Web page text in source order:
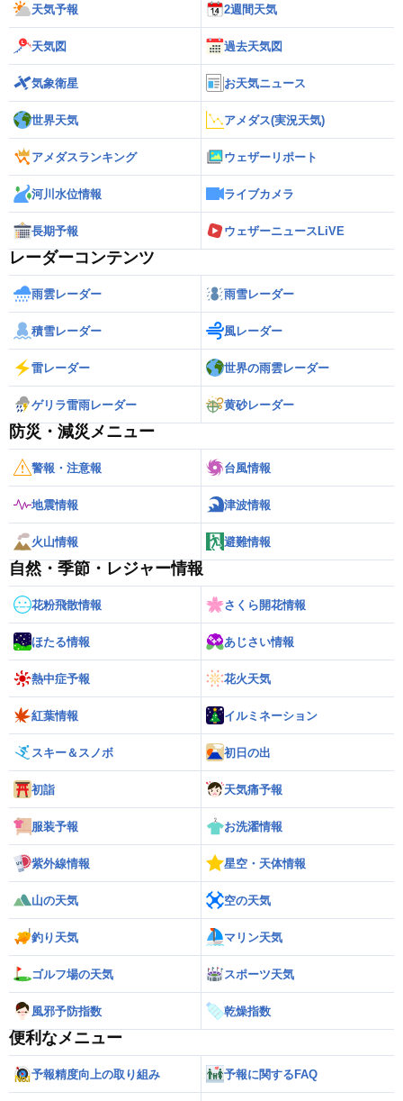
天気予報 2週間天気
天気図 過去天気図
気象衛星 お天気ニュース
世界天気 アメダス(実況天気)
アメダスランキング ウェザーリポート
河川水位情報 ライブカメラ
長期予報 ウェザーニュースLiVE
レーダーコンテンツ
雨雲レーダー 雨雪レーダー
積雪レーダー 風レーダー
雷レーダー 世界の雨雲レーダー
ゲリラ雷雨レーダー 黄砂レーダー
防災・減災メニュー
警報・注意報 台風情報
地震情報 津波情報
火山情報 避難情報
自然・季節・レジャー情報
花粉飛散情報 さくら開花情報
ほたる情報 あじさい情報
熱中症予報 花火天気
紅葉情報 イルミネーション
スキー＆スノボ 初日の出
初詣 天気痛予報
服装予報 お洗濯情報
紫外線情報 星空・天体情報
山の天気 空の天気
釣り天気 マリン天気
ゴルフ場の天気 スポーツ天気
風邪予防指数 乾燥指数
便利なメニュー
予報精度向上の取り組み 予報に関するFAQ